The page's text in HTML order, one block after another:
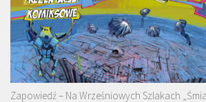
Zapowiedź – Na Wrześniowych Szlakach